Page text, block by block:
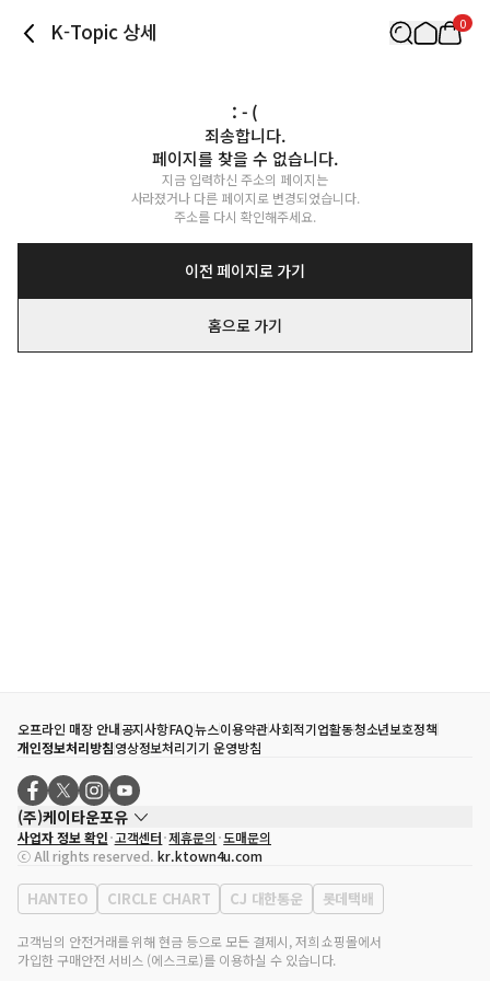
K-Topic 상세 0
: - (
죄송합니다.
페이지를 찾을 수 없습니다.
지금 입력하신 주소의 페이지는
사라졌거나 다른 페이지로 변경되었습니다.
주소를 다시 확인해주세요.
이전 페이지로 가기
홈으로 가기
오프라인 매장 안내공지사항FAQ뉴스이용약관사회적기업활동청소년보호정책
개인정보처리방침영상정보처리기기 운영방침
(주)케이타운포유
대표자
송효민
사업자등록번호
120-87-71116
통신판매업 신고번호 제2011-서울강남-02223
대표전화
02-552-9855
사업자 정보 확인 고객센터 제휴문의 도매문의
ⓒ All rights reserved. kr.ktown4u.com
HANTEO CIRCLE CHART CJ 대한통운 롯데택배
고객님의 안전거래를 위해 현금 등으로 모든 결제시, 저희 쇼핑몰에서
가입한 구매안전 서비스 (에스크로)를 이용하실 수 있습니다.